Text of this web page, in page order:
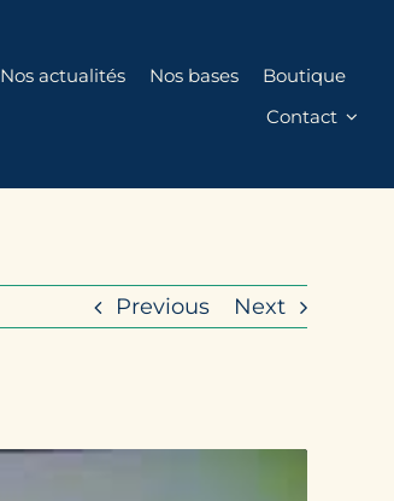
Nos actualités Nos bases
Boutique
Contact
Previous Next